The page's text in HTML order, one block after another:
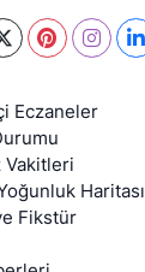
Eczaneler
Vakitleri
Haritası
Fikstür